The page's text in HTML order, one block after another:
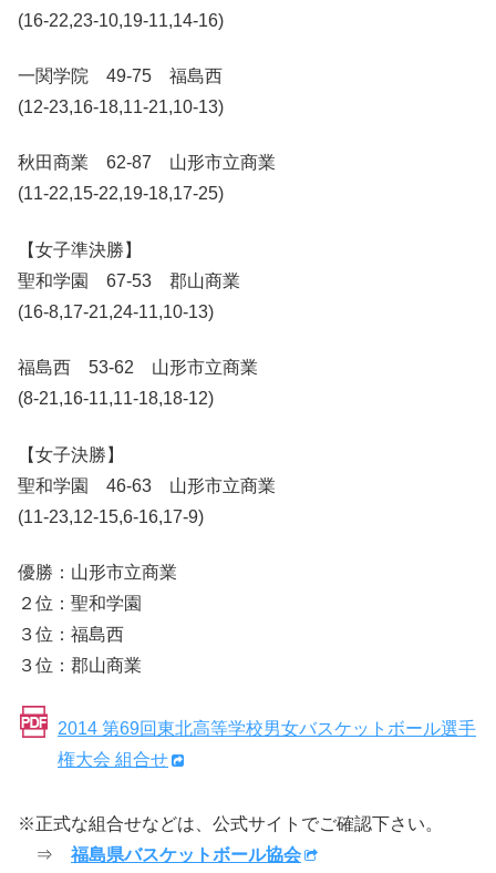
(16-22,23-10,19-11,14-16)
一関学院 49-75 福島西
(12-23,16-18,11-21,10-13)
秋田商業 62-87 山形市立商業
(11-22,15-22,19-18,17-25)
【女子準決勝】
聖和学園 67-53 郡山商業
(16-8,17-21,24-11,10-13)
福島西 53-62 山形市立商業
(8-21,16-11,11-18,18-12)
【女子決勝】
聖和学園 46-63 山形市立商業
(11-23,12-15,6-16,17-9)
優勝：山形市立商業
２位：聖和学園
３位：福島西
３位：郡山商業
2014 第69回東北高等学校男女バスケットボール選手
権大会 組合せ
※正式な組合せなどは、公式サイトでご確認下さい。
⇒ 福島県バスケットボール協会